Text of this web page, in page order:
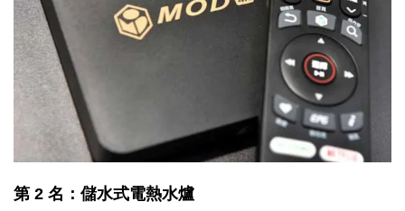
第 2 名：儲水式電熱水爐